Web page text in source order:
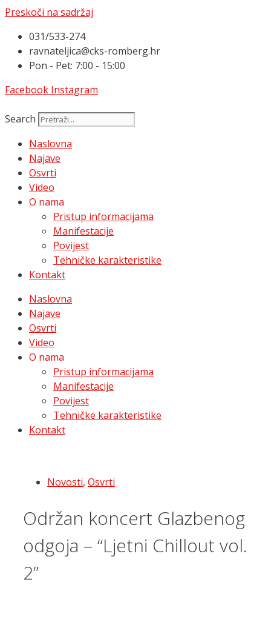
Preskoči na sadržaj
031/533-274
ravnateljica@cks-romberg.hr
Pon - Pet: 7:00 - 15:00
Facebook Instagram
Search
Naslovna
Najave
Osvrti
Video
O nama
Pristup informacijama
Manifestacije
Povijest
Tehničke karakteristike
Kontakt
Naslovna
Najave
Osvrti
Video
O nama
Pristup informacijama
Manifestacije
Povijest
Tehničke karakteristike
Kontakt
Novosti, Osvrti
Održan koncert Glazbenog
odgoja – “Ljetni Chillout vol.
2”